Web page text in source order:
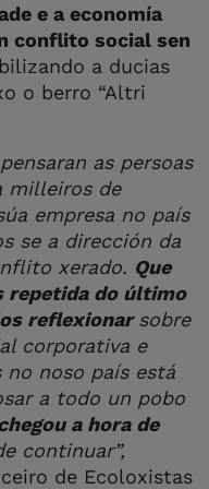
e a economía
conflito social sen
a ducias
o berro “Altri
as persoas
milleiros de
empresa no país
se a dirección da
xerado. Que
repetida do último
reflexionarsobre
corporativa e
noso país está
a todo un pobo
a hora de
continuar”,
de Ecoloxistas